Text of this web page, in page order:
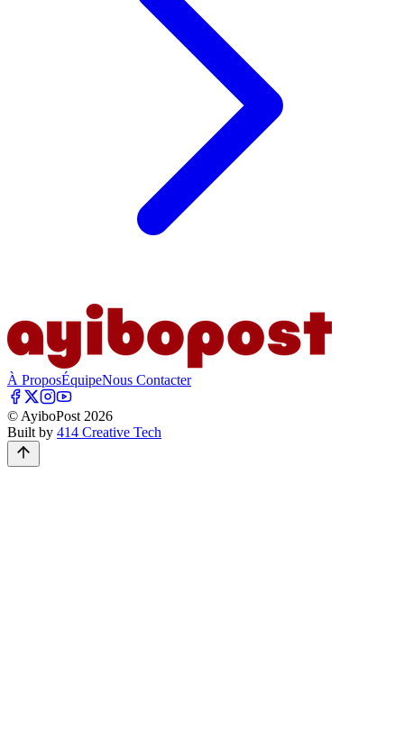
À ProposÉquipeNous Contacter
© AyiboPost 2026
Built by 414 Creative Tech